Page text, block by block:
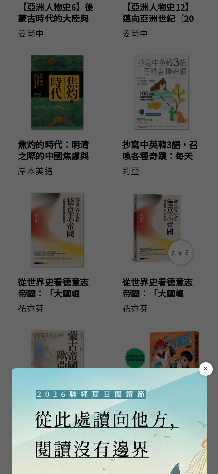
【亞洲人物史6】後
蒙古時代的大陸與
海洋〔14—17世
紀〕
姜尚中
【亞洲人物史12】
邁向亞洲世紀〔20
—21世紀〕
姜尚中
焦灼的時代：明清
之際的中國焦慮與
東亞秩序重組
岸本美緒
抄寫中英韓3語，召
喚各種奇蹟：每天
10分鐘，不只語言
變強、情緒變好，
莉亞
從世界史看德意志
帝國：「大國崛
起」的迷思與真實
花亦芬
從世界史看德意志
帝國：「大國崛
起」的迷思與真實
（作者親簽版）
花亦芬
【亞洲人物史5】蒙
古帝國統一歐亞大
陸〔12—14世紀〕
姜尚中
一百萬次的揮棒
02（國民球星彭政
閔×金漫獎團隊跨
界聯手運動漫畫）
首刷限量贈送恰哥
楊白
×